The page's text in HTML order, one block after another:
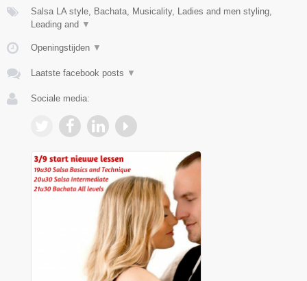
Salsa LA style, Bachata, Musicality, Ladies and men styling,
Leading and ▼
Openingstijden ▼
Laatste facebook posts ▼
Sociale media: